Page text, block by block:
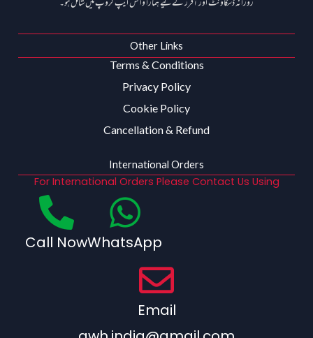
Other Links
Terms & Conditions
Privacy Policy
Cookie Policy
Cancellation & Refund
International Orders
For International Orders Please Contact Us Using
Call NowWhatsApp
Email